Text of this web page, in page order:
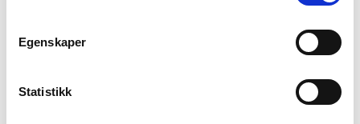
Egenskaper
Statistikk